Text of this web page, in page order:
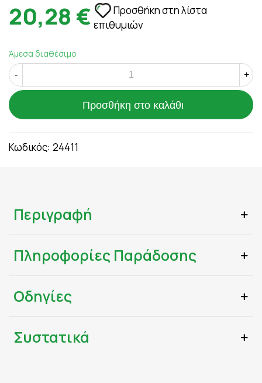
20,28 €
Προσθήκη στη λίστα
επιθυμιών
Άμεσα διαθέσιμο
- +
Προσθήκη στο καλάθι
Κωδικός: 24411
Περιγραφή
Πληροφορίες Παράδοσης
Οδηγίες
Συστατικά